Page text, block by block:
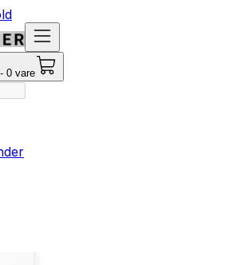
0 vare